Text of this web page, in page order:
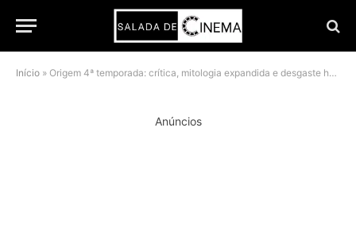
Início » Origem 4ª temporada: crítica, mitologia expandida e desgaste humano no centro do horror
Anúncios